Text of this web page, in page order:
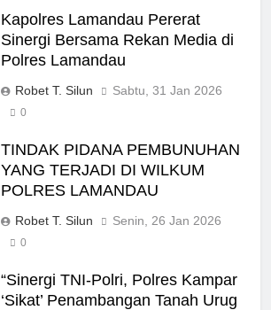
Kapolres Lamandau Pererat
Sinergi Bersama Rekan Media di
Polres Lamandau
Robet T. Silun Sabtu, 31 Jan 2026
0
TINDAK PIDANA PEMBUNUHAN
YANG TERJADI DI WILKUM
POLRES LAMANDAU
Robet T. Silun Senin, 26 Jan 2026
0
“Sinergi TNI-Polri, Polres Kampar
‘Sikat’ Penambangan Tanah Urug